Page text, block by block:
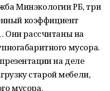
Минэкологии РБ, три
коэффициент
Они рассчитаны на
мусора.
на деле
старой мебели,
мусора.